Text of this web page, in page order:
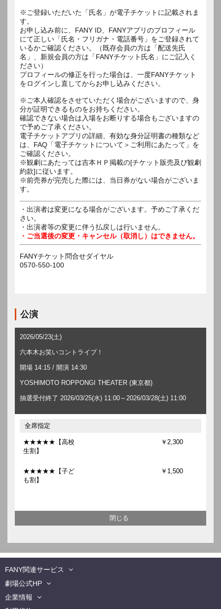
※ご登録いただいた「氏名」が電子チケットに記載されま
す。
お申し込み前に、FANY ID、FANYアプリのプロフィール
にて正しい「氏名・フリガナ・電話番号」をご登録されて
いるかご確認ください。（既存会員の方は「配送先氏
名」、新規会員の方は「FANYチケット氏名」にご記入く
ださい）
プロフィールの修正を行った場合は、一度FANYチケット
をログインし直してからお申し込みください。
※ご本人確認をさせていただく場合がございますので、身
分が証明できるものをお持ちください。
確認できない場合は入場をお断りする場合もございますの
で予めご了承ください。
電子チケットアプリの詳細、有効な身分証明書の種類など
は、FAQ「電子チケットについて＞ご利用にあたって」を
ご確認ください。
※観劇にあたっては吉本ＨＰ掲載の[チケット販売及び観劇
約款]に従います。
※前売券が完売した際には、当日券がない場合がございま
す。
・出演者は変更になる場合がございます。予めご了承くだ
さい。
・出演者等の変更に伴う払戻しは行いません。
・ご当選後の変更・キャンセル（取消し）はできません。
FANYチケット問合せダイヤル
0570-550-100
公演
2026/05/23(土)
六本木お笑いコントライブ！
開場 14:15 / 開演 14:30
YOSHIMOTO ROPPONGI THEATER (東京都)
抽選受付終了 2026/03/25(水) 11:00～2026/03/28(土) 11:00
全席指定
★★★★★【高校
生割】
￥2,300
★★★★★【子ど
も割】
￥1,500
FANY関連サービス
劇場公式HP
企業情報